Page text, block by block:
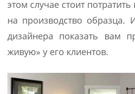
этом случае стоит
на производство образца.
дизайнера показать вам
живую» у его клиентов.